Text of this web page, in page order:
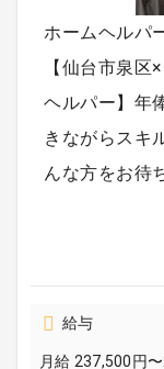
ホームヘルパ
【仙台市泉区
ヘルパー】年
きながらスキ
んな方をお待
給与
月給 237,500円